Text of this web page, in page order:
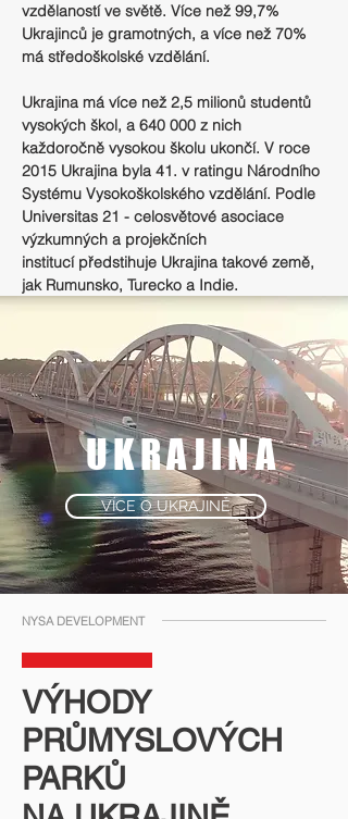
vzdělaností ve světě. Více než 99,7%
Ukrajinců je gramotných, a více než 70%
má středoškolské vzdělání.
Ukrajina má více než 2,5 milionů studentů
vysokých škol, a 640 000 z nich
každoročně vysokou školu ukončí. V roce
2015 Ukrajina byla 41. v ratingu Národního
Systému Vysokoškolského vzdělání. Podle
Universitas 21 - celosvětové asociace
výzkumných a projekčních
institucí předstihuje Ukrajina takové země,
jak Rumunsko, Turecko a Indie.
NYSA DEVELOPMENT
VÝHODY
PRŮMYSLOVÝCH
PARKŮ
UKRAJINA
VÍCE O UKRAJINĚ